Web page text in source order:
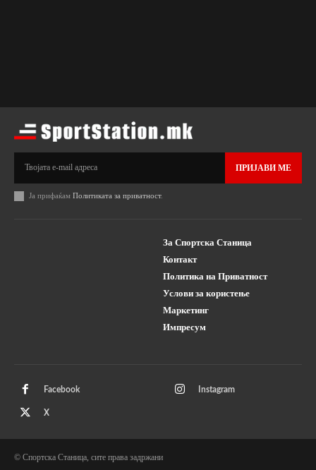
ПРИЈАВИ МЕ
Ја прифаќам Политиката за приватност.
За Спортска Станица
Контакт
Политика на Приватност
Услови за користење
Маркетинг
Импресум
Facebook Instagram
X
© Спортска Станица, сите права задржани